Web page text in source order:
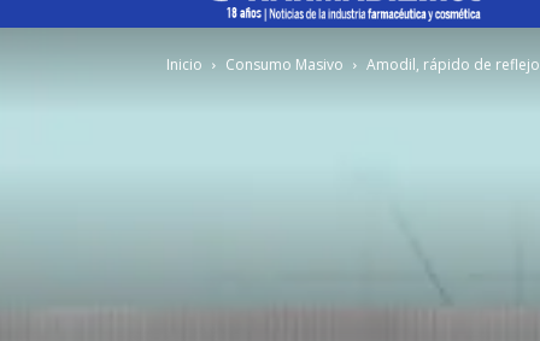
Inicio Consumo Masivo Amodil, rápido de